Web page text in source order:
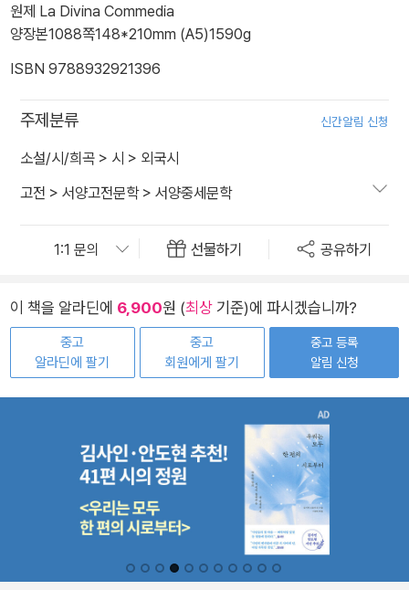
원제 La Divina Commedia
양장본1088쪽148*210mm (A5)1590g
ISBN 9788932921396
주제분류 신간알림 신청
소설/시/희곡 > 시 > 외국시
고전 > 서양고전문학> 서양중세문학
선물하기 공유하기
이 책을 알라딘에 6,900원 (최상 기준)에 파시겠습니까?
중고
알라딘에 팔기
중고
회원에게 팔기
중고 등록
알림 신청